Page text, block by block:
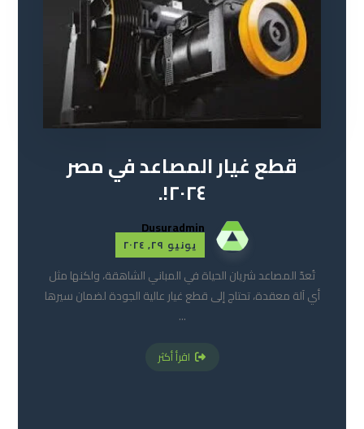
قطع غيار المصاعد في مصر
٢٠٢٤!.
Dusuradmin
يونيو ٢٩, ٢٠٢٤
تُعدّ المصاعد شريان الحياة في المباني الشاهقة، ولكنها مثل
أي آلة معقدة، تحتاج إلى قطع غيار عالية الجودة لضمان سيرها
...
اقرأ أكثر